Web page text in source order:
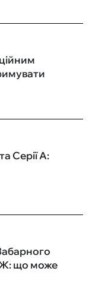
Серії А:
що може